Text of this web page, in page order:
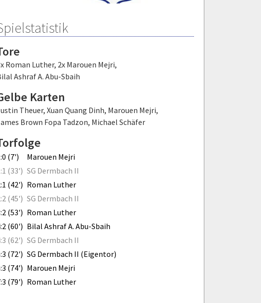
Roman Luther, 2x Marouen Mejri,
Ashraf A. Abu-Sbaih
Karten
Theuer, Xuan Quang Dinh, Marouen Mejri,
Brown Fopa Tadzon, Michael Schäfer
(7')
Marouen Mejri
(33') SG Dermbach II
(42') Roman Luther
(45') SG Dermbach II
(53') Roman Luther
(60') Bilal Ashraf A. Abu-Sbaih
(62') SG Dermbach II
(72') SG Dermbach II (Eigentor)
(74') Marouen Mejri
(79') Roman Luther